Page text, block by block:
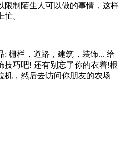
限制陌生人可以做的事情，这样
。
: 栅栏，道路，建筑，装饰... 给
技巧吧! 还有别忘了你的衣着!根
机，然后去访问你朋友的农场